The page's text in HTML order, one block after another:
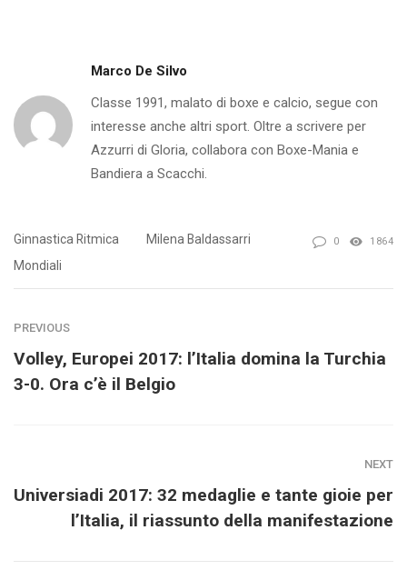
Marco De Silvo
Classe 1991, malato di boxe e calcio, segue con
interesse anche altri sport. Oltre a scrivere per
Azzurri di Gloria, collabora con Boxe-Mania e
Bandiera a Scacchi.
Ginnastica Ritmica
Milena Baldassarri
Mondiali
0 1864
PREVIOUS
Volley, Europei 2017: l’Italia domina la Turchia
3-0. Ora c’è il Belgio
NEXT
Universiadi 2017: 32 medaglie e tante gioie per
l’Italia, il riassunto della manifestazione